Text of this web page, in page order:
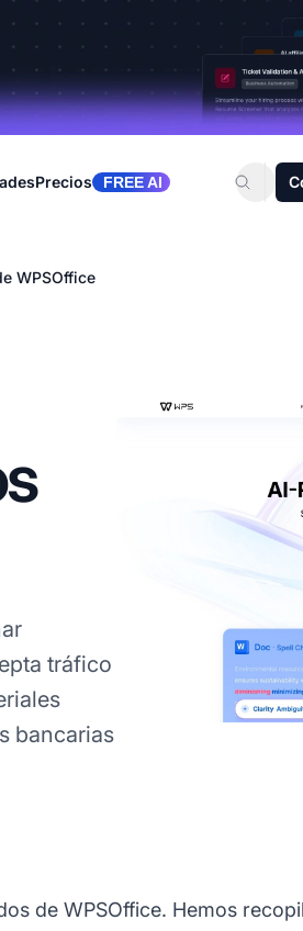
Precios FREE AI
WPSOffice
tráfico
bancarias
de WPSOffice. Hemos